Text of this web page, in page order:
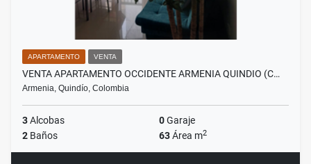
APARTAMENTO VENTA
VENTA APARTAMENTO OCCIDENTE ARMENIA QUINDIO (C…
Armenia, Quindío, Colombia
3Alcobas 0Garaje
2 Baños 63Área m2